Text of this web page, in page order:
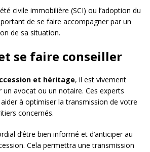
civile immobilière (SCI) ou l’adoption du
de se faire accompagner par un
de sa situation.
se faire conseiller
et héritage, il est vivement
avocat ou un notaire. Ces experts
à optimiser la transmission de votre
concernés.
d’être bien informé et d’anticiper au
Cela permettra une transmission